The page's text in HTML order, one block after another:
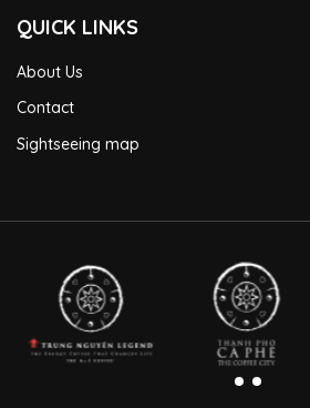
QUICK LINKS
About Us
Contact
Sightseeing map